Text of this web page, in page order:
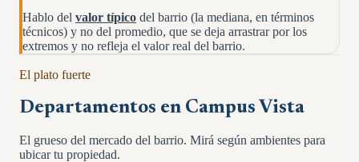
Hablo del valor típico del barrio (la mediana, en términos
técnicos) y no del promedio, que se deja arrastrar por los
extremos y no refleja el valor real del barrio.
El plato fuerte
Departamentos en Campus Vista
El grueso del mercado del barrio. Mirá según ambientes para
ubicar tu propiedad.